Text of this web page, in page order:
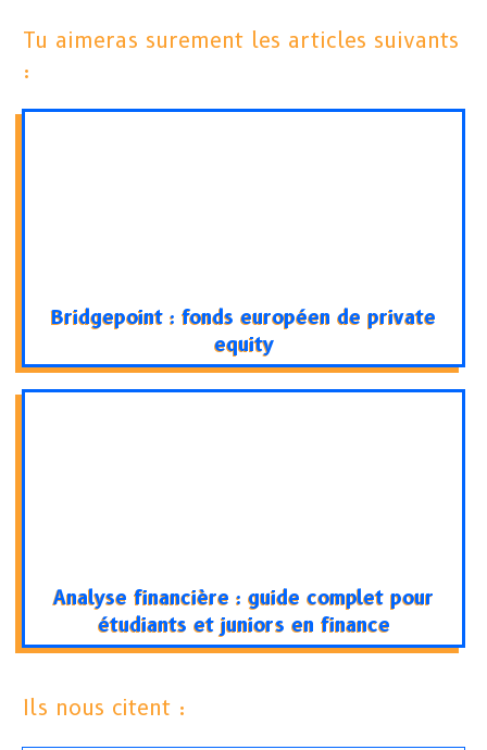
Tu aimeras surement les articles suivants
:
Bridgepoint : fonds européen de private
equity
Analyse financière : guide complet pour
étudiants et juniors en finance
Ils nous citent :